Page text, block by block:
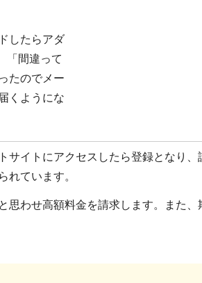
したらアダ
「間違って
たのでメー
くようにな
サイトにアクセスしたら登録となり
れています。
思わせ高額料金を請求します。また